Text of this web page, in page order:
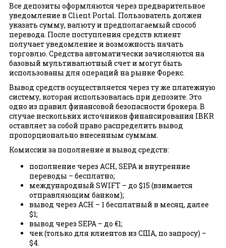
Все депозиты оформляются через предварительное
уведомление в Client Portal. Пользователь должен
указать сумму, валюту и предполагаемый способ
перевода. После поступления средств клиент
получает уведомление и возможность начать
торговлю. Средства автоматически зачисляются на
базовый мультивалютный счет и могут быть
использованы для операций на рынке Форекс.
Вывод средств осуществляется через ту же платежную
систему, которая использовалась при депозите. Это
одно из правил финансовой безопасности брокера. В
случае нескольких источников финансирования IBKR
оставляет за собой право распределить вывод
пропорционально внесенным суммам.
Комиссии за пополнение и вывод средств:
пополнение через ACH, SEPA и внутренние
переводы – бесплатно;
международный SWIFT – до $15 (взимается
отправляющим банком);
вывод через ACH – 1 бесплатный в месяц, далее
$1;
вывод через SEPA – до €1;
чек (только для клиентов из США, по запросу) –
$4.